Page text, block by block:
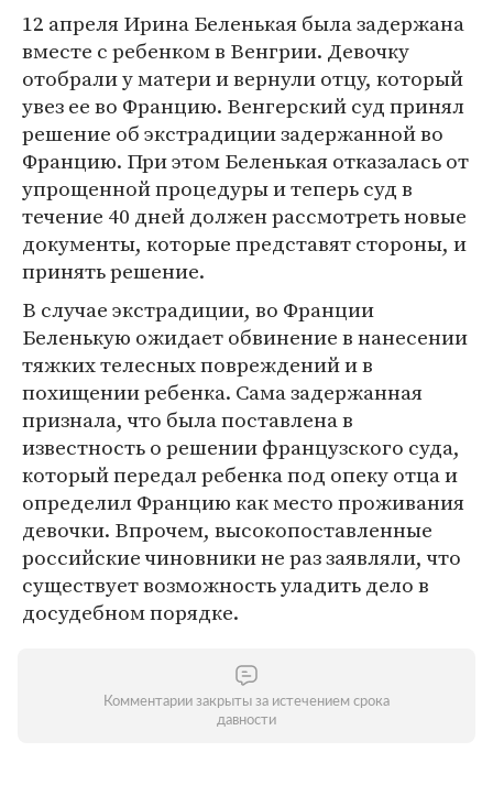
12 апреля Ирина Беленькая была задержана
вместе с ребенком в Венгрии. Девочку
отобрали у матери и вернули отцу, который
увез ее во Францию. Венгерский суд принял
решение об экстрадиции задержанной во
Францию. При этом Беленькая отказалась от
упрощенной процедуры и теперь суд в
течение 40 дней должен рассмотреть новые
документы, которые представят стороны, и
принять решение.
В случае экстрадиции, во Франции
Беленькую ожидает обвинение в нанесении
тяжких телесных повреждений и в
похищении ребенка. Сама задержанная
признала, что была поставлена в
известность о решении французского суда,
который передал ребенка под опеку отца и
определил Францию как место проживания
девочки. Впрочем, высокопоставленные
российские чиновники не раз заявляли, что
существует возможность уладить дело в
досудебном порядке.
Комментарии закрыты за истечением срока
давности